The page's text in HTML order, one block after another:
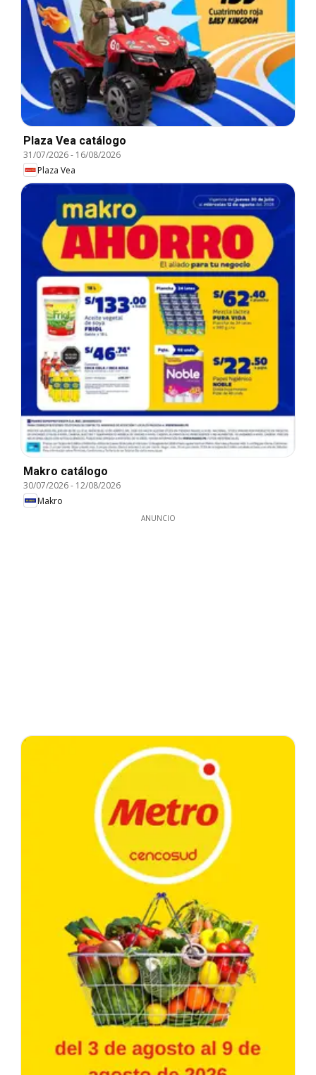
Plaza Vea catálogo
31/07/2026- 16/08/2026
Plaza Vea
Makro catálogo
30/07/2026- 12/08/2026
Makro
ANUNCIO